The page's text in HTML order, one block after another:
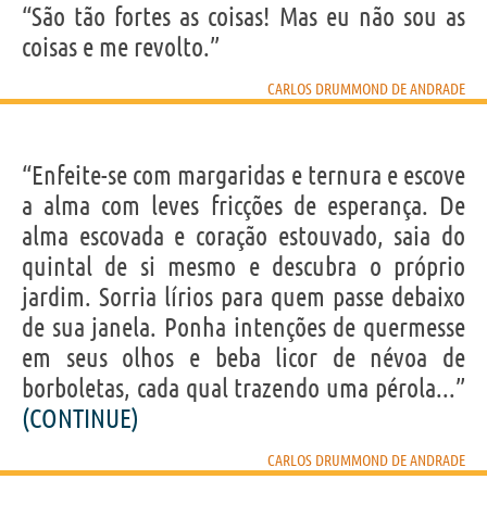
“São tão fortes as coisas! Mas eu não sou as
coisas e me revolto.”
CARLOS DRUMMOND DE ANDRADE
“Enfeite-se com margaridas e ternura e escove
a alma com leves fricções de esperança. De
alma escovada e coração estouvado, saia do
quintal de si mesmo e descubra o próprio
jardim. Sorria lírios para quem passe debaixo
de sua janela. Ponha intenções de quermesse
em seus olhos e beba licor de névoa de
borboletas, cada qual trazendo uma pérola...”
(CONTINUE)
CARLOS DRUMMOND DE ANDRADE